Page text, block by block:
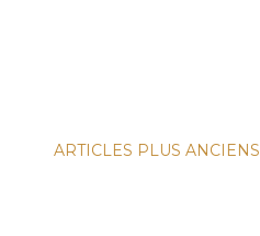
ARTICLES PLUS ANCIENS